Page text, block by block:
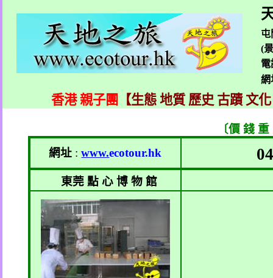
屯
(
電
香港 親子團 【生態 地質 歷史 古蹟 文
〔價 錢
網址 : www.ecotour.hk
東莞 點 心 博 物 館